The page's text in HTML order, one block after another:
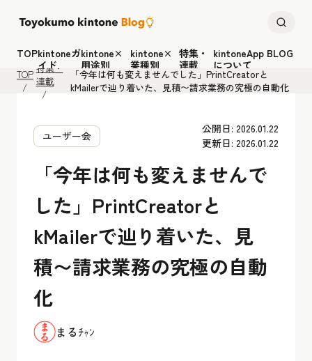
TOPkintoneガ
イド
kintone×
用途別
kintone×
業種別
特集・
連載
kintoneApp BLOG
について
TOP 特集・
連載
「今年は何も変えませんでした」PrintCreatorと
kMailerで辿り着いた、見積〜請求業務の究極の自動化
ユーザー会
公開日: 2026.01.22
更新日: 2026.01.22
「今年は何も変えませんで
した」PrintCreatorと
kMailerで辿り着いた、見
積〜請求業務の究極の自動
化
まるﾁｬﾝ